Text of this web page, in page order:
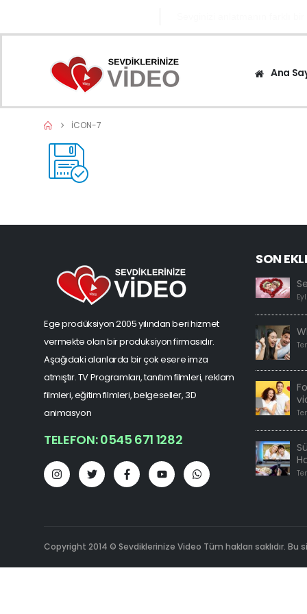
Ana
ICON-7
Ege prodüksiyon 2005 yılından beri hizmet
vermekte olan bir produksiyon firmasıdır.
Aşağıdaki alanlarda bir çok esere imza
atmıştır. TV Programları, tanıtım filmleri, reklam
filmleri, eğitim filmleri, belgeseller, 3D
animasyon
TELEFON: 0545 671 1282
SON
Copyright 2014 © Sevdiklerinize Video Tüm hakları saklıdır. Bu